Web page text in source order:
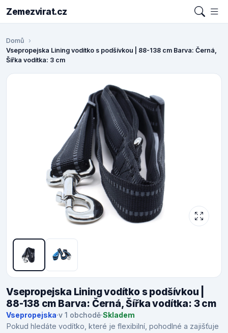
Zemezvirat.cz
Domů
Vsepropejska Lining vodítko s podšívkou | 88-138 cm Barva: Černá,
Šířka vodítka: 3 cm
Vsepropejska Lining vodítko s podšívkou |
88-138 cm Barva: Černá, Šířka vodítka: 3 cm
Vsepropejska·v 1 obchodě·Skladem
Pokud hledáte vodítko, které je flexibilní, pohodlné a zajišťuje